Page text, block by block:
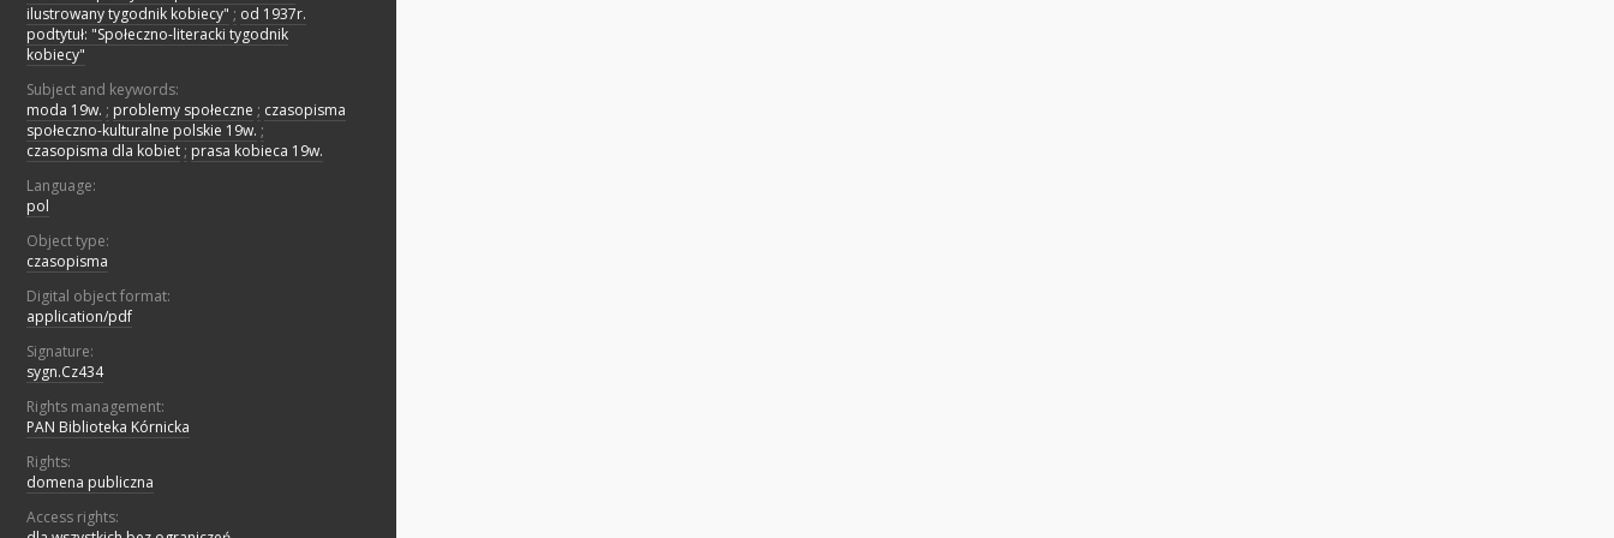
ilustrowany tygodnik kobiecy" ; od 1937r.
podtytuł: "Społeczno-literacki tygodnik
kobiecy"
Subject and keywords:
moda 19w. ; problemy społeczne ; czasopisma
społeczno-kulturalne polskie 19w. ;
czasopisma dla kobiet ; prasa kobieca 19w.
Language:
pol
Object type:
czasopisma
Digital object format:
application/pdf
Signature:
sygn.Cz434
Rights management:
PAN Biblioteka Kórnicka
Rights:
domena publiczna
Access rights: